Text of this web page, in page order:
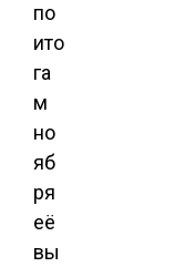
по
ито
га
м
но
яб
ря
её
вы